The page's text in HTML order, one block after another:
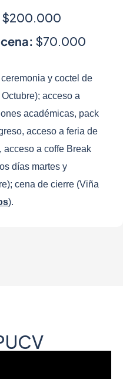
$200.000
$70.000
y coctel de
acceso a
académicas, pack
acceso a feria de
acceso a coffe Break
días martes y
cena de cierre (Viña
).